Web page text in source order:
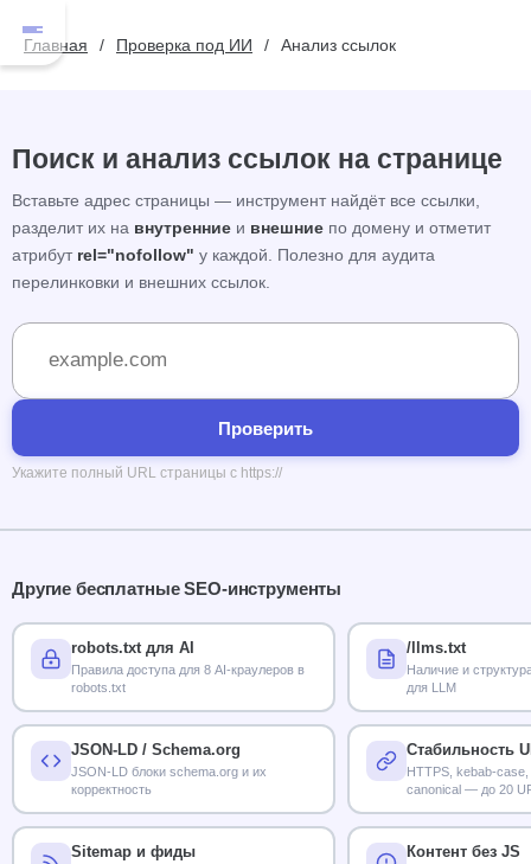
Главная Проверка под ИИ Анализ ссылок
Поиск и анализ ссылок на странице
Вставьте адрес страницы — инструмент найдёт все ссылки,
разделит их на внутренние и внешние по домену и отметит
атрибут rel="nofollow" у каждой. Полезно для аудита
перелинковки и внешних ссылок.
Проверить
Укажите полный URL страницы с https://
Другие бесплатные SEO-инструменты
robots.txt для AI
Правила доступа для 8 AI-краулеров в
robots.txt
/llms.txt
Наличие и
для LLM
JSON-LD / Schema.org
JSON-LD блоки schema.org и их
корректность
Стабильность
HTTPS, kebab-case,
canonical — до 20
Sitemap и фиды Контент без JS